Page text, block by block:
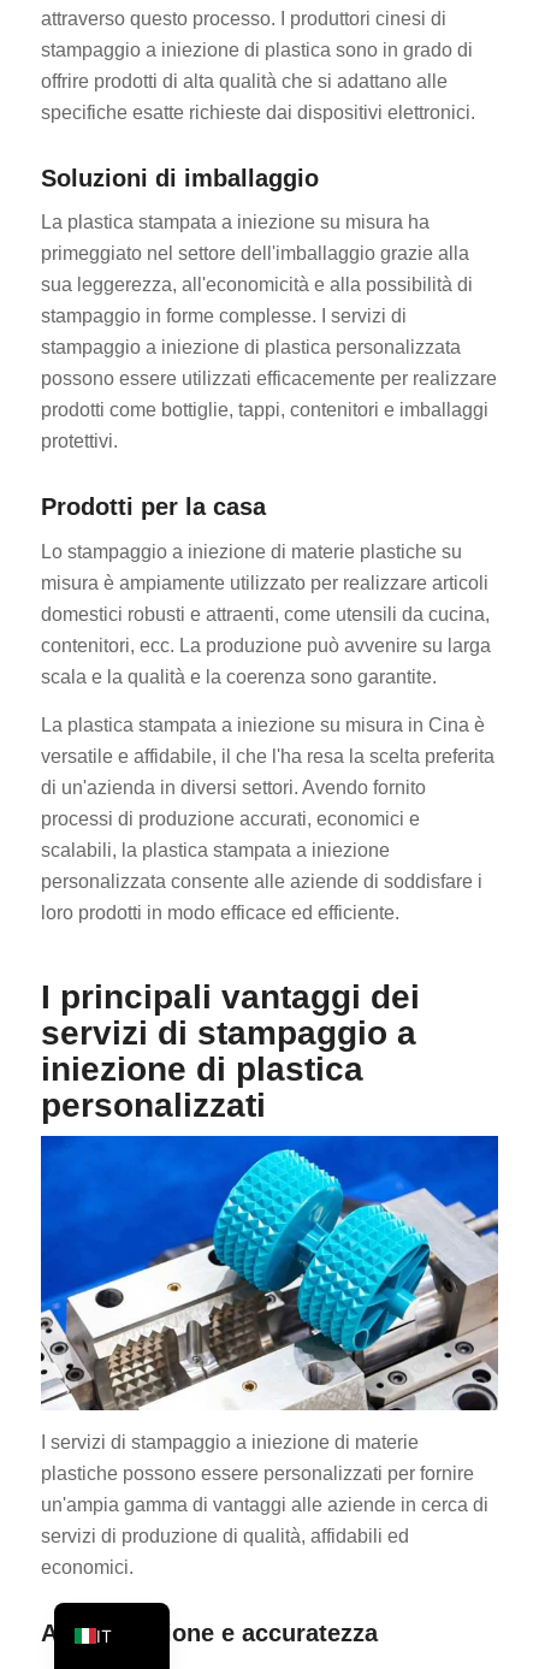
attraverso questo processo. I produttori cinesi di
stampaggio a iniezione di plastica sono in grado di
offrire prodotti di alta qualità che si adattano alle
specifiche esatte richieste dai dispositivi elettronici.
Soluzioni di imballaggio
La plastica stampata a iniezione su misura ha
primeggiato nel settore dell'imballaggio grazie alla
sua leggerezza, all'economicità e alla possibilità di
stampaggio in forme complesse. I servizi di
stampaggio a iniezione di plastica personalizzata
possono essere utilizzati efficacemente per realizzare
prodotti come bottiglie, tappi, contenitori e imballaggi
protettivi.
Prodotti per la casa
Lo stampaggio a iniezione di materie plastiche su
misura è ampiamente utilizzato per realizzare articoli
domestici robusti e attraenti, come utensili da cucina,
contenitori, ecc. La produzione può avvenire su larga
scala e la qualità e la coerenza sono garantite.
La plastica stampata a iniezione su misura in Cina è
versatile e affidabile, il che l'ha resa la scelta preferita
di un'azienda in diversi settori. Avendo fornito
processi di produzione accurati, economici e
scalabili, la plastica stampata a iniezione
personalizzata consente alle aziende di soddisfare i
loro prodotti in modo efficace ed efficiente.
I principali vantaggi dei
servizi di stampaggio a
iniezione di plastica
personalizzati
I servizi di stampaggio a iniezione di materie
plastiche possono essere personalizzati per fornire
un'ampia gamma di vantaggi alle aziende in cerca di
servizi di produzione di qualità, affidabili ed
economici.
Alta precisione e accuratezza
IT
FR
DE
RU
NL
PL
TR
ES
CS
DA
FI
NB
SV
HU
RO